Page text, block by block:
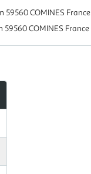
59560 COMINES France
59560 COMINES France